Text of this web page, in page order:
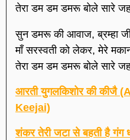
तेरा डम डम डमरू बोले सारे
सुन डमरू की आवाज, ब्रम्हा
माँ सरस्वती को लेकर, मेरे
तेरा डम डम डमरू बोले सारे
आरती युगलकिशोर की
Keejai)
शंकर तेरी जटा से बहती है